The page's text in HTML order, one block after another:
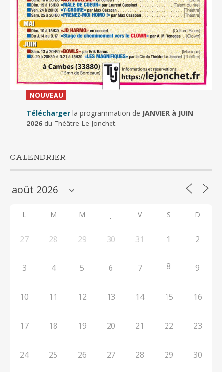
NOUVEAU_
Télécharger la programmation de JANVIER à JUIN
2026du Théâtre Le Jonchet.
CALENDRIER
L M M J V S D
27 28 29 30 31 1 2
3 4 5 6 7 8 9
10 11 12 13 14 15 16
17 18 19 20 21 22 23
24 25 26 27 28 29 30